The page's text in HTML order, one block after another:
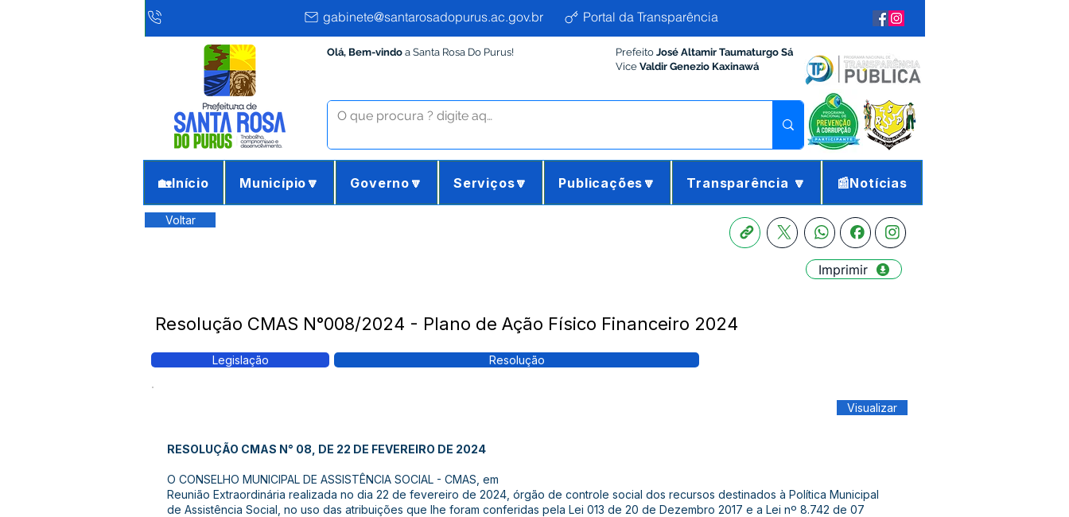
gabinete@santarosadopurus.ac.gov.br Portal da Transparência
Olá, Bem-vindo a Santa Rosa Do Purus! Prefeito José Altamir Taumaturgo Sá
Vice Valdir Genezio Kaxinawá
🏡Início Município🔽 Governo🔽 Serviços🔽 Publicações🔽 Transparência 🔽 📰Notícias
Voltar
Imprimir
Resolução CMAS N°008/2024 - Plano de Ação Físico Financeiro 2024
Legislação Resolução
Visualizar
RESOLUÇÃO CMAS N° 08, DE 22 DE FEVEREIRO DE 2024
O CONSELHO MUNICIPAL DE ASSISTÊNCIA SOCIAL - CMAS, em
Reunião Extraordinária realizada no dia 22 de fevereiro de 2024, órgão de controle social dos recursos destinados à Política Municipal
de Assistência Social, no uso das atribuições que lhe foram conferidas pela Lei 013 de 20 de Dezembro 2017 e a Lei nº 8.742 de 07